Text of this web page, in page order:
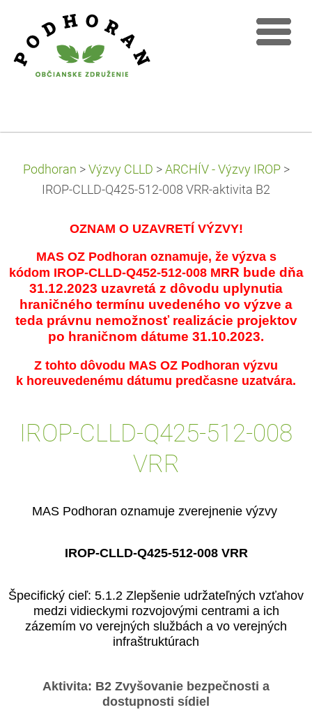
Podhoran > Výzvy CLLD > ARCHÍV - Výzvy IROP >
IROP-CLLD-Q425-512-008 VRR-aktivita B2
OZNAM O UZAVRETÍ VÝZVY!
MAS OZ Podhoran oznamuje, že výzva s
kódom IROP-CLLD-Q452-512-008 MRR bude dňa
31.12.2023 uzavretá z dôvodu uplynutia
hraničného termínu uvedeného vo výzve a
teda právnu nemožnosť realizácie projektov
po hraničnom dátume 31.10.2023.
Z tohto dôvodu MAS OZ Podhoran výzvu
k horeuvedenému dátumu predčasne uzatvára.
IROP-CLLD-Q425-512-008
VRR
MAS Podhoran oznamuje zverejnenie výzvy
IROP-CLLD-Q425-512-008 VRR
Špecifický cieľ: 5.1.2 Zlepšenie udržateľných vzťahov
medzi vidieckymi rozvojovými centrami a ich
zázemím vo verejných službách a vo verejných
infraštruktúrach
Aktivita: B2 Zvyšovanie bezpečnosti a
dostupnosti sídiel